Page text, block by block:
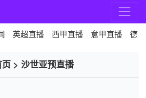
英超直播 西甲直播 意甲直播 德
> 沙世亚预直播